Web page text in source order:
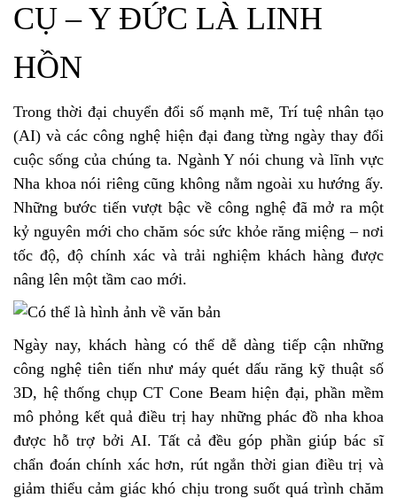
CỤ – Y ĐỨC LÀ LINH
HỒN
Trong thời đại chuyển đổi số mạnh mẽ, Trí tuệ nhân tạo
(AI) và các công nghệ hiện đại đang từng ngày thay đổi
cuộc sống của chúng ta. Ngành Y nói chung và lĩnh vực
Nha khoa nói riêng cũng không nằm ngoài xu hướng ấy.
Những bước tiến vượt bậc về công nghệ đã mở ra một
kỷ nguyên mới cho chăm sóc sức khỏe răng miệng – nơi
tốc độ, độ chính xác và trải nghiệm khách hàng được
nâng lên một tầm cao mới.
Ngày nay, khách hàng có thể dễ dàng tiếp cận những
công nghệ tiên tiến như máy quét dấu răng kỹ thuật số
3D, hệ thống chụp CT Cone Beam hiện đại, phần mềm
mô phỏng kết quả điều trị hay những phác đồ nha khoa
được hỗ trợ bởi AI. Tất cả đều góp phần giúp bác sĩ
chẩn đoán chính xác hơn, rút ngắn thời gian điều trị và
giảm thiểu cảm giác khó chịu trong suốt quá trình chăm